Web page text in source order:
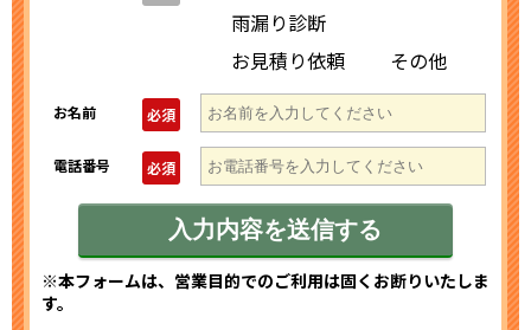
雨漏り診断
お見積り依頼
その他
お名前 必須
電話番号 必須
※本フォームは、営業目的でのご利用は固くお断りいたしま
す。